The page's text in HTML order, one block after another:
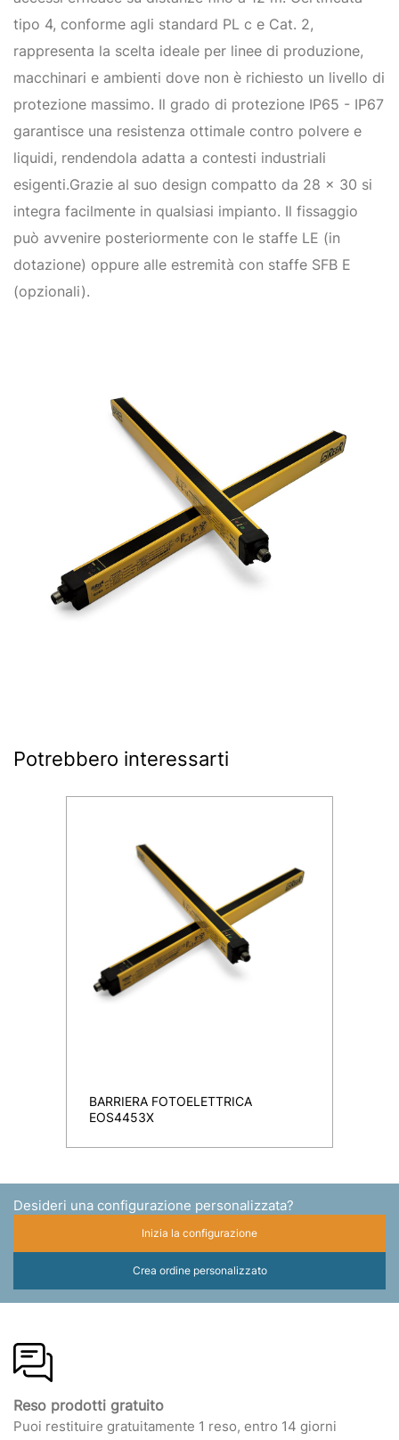
tipo 4, conforme agli standard PL c e Cat. 2,
rappresenta la scelta ideale per linee di produzione,
macchinari e ambienti dove non è richiesto un livello di
protezione massimo. Il grado di protezione IP65 - IP67
garantisce una resistenza ottimale contro polvere e
liquidi, rendendola adatta a contesti industriali
esigenti.Grazie al suo design compatto da 28 x 30 si
integra facilmente in qualsiasi impianto. Il fissaggio
può avvenire posteriormente con le staffe LE (in
dotazione) oppure alle estremità con staffe SFB E
(opzionali).
Potrebbero interessarti
BARRIERA FOTOELETTRICA
EOS4453X
Desideri una configurazione personalizzata?
Inizia la configurazione
Crea ordine personalizzato
Reso prodotti gratuito
Puoi restituire gratuitamente 1 reso, entro 14 giorni